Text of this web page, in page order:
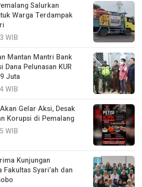
Salurkan
Warga Terdampak
WIB
Mantan Mantri Bank
Dana Pelunasan KUR
Juta
WIB
Gelar Aksi, Desak
Korupsi di Pemalang
WIB
Kunjungan
Syari’ah dan